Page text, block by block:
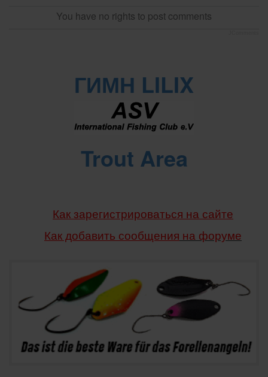
You have no rights to post comments
ГИМН LILIX
Trout Area
Как зарегистрироваться на сайте
Как добавить сообщения на форуме